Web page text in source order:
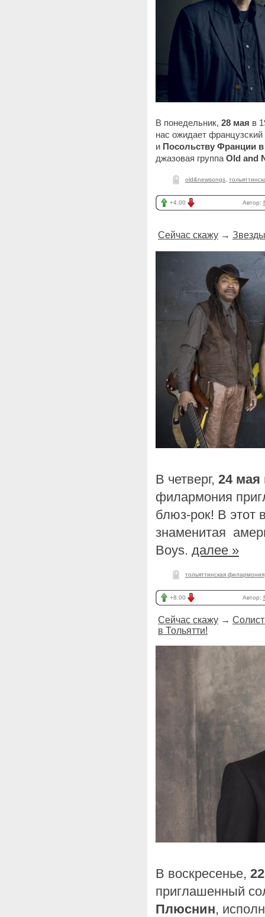
В понедельник, 28 мая в
нас ожидает
и Посольству Франции
джазовая группа Old and
old&newsongs
+4.00 Автор:
Сейчас скажу →
В четверг, 24 мая
филармония
блюз-рок! В этот
знаменитая
Boys. далее »
тольяттинская филармония
+8.00 Автор:
Сейчас скажу →
в Тольятти!
В воскресенье,
приглашенный
Плюснин,